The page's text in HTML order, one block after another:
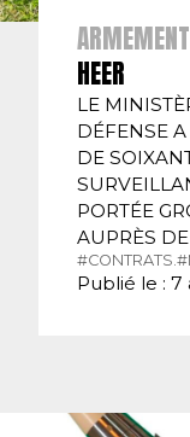
ARMEMENT
HEER
LE
DÉFENSE
DE
PORTÉE
AUPRÈS
#CONTRATS.
Publié le : 7